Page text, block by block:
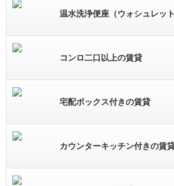
温水洗浄便座（ウォシュレッ
コンロ二口以上の賃貸
宅配ボックス付きの賃貸
カウンターキッチン付きの賃